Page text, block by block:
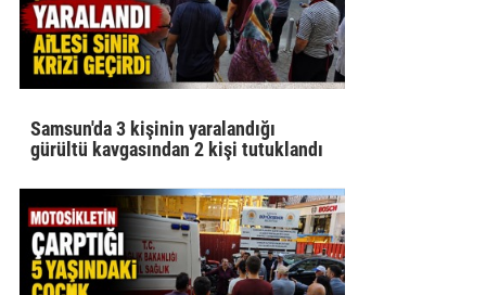
Samsun'da 3 kişinin yaralandığı
gürültü kavgasından 2 kişi tutuklandı